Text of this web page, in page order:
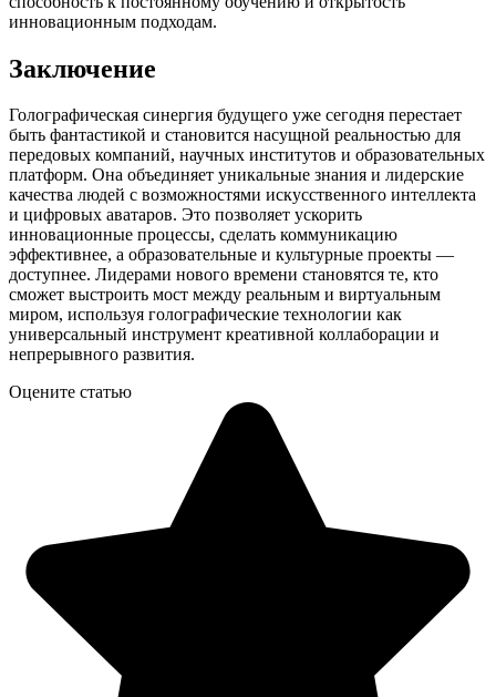
инновационным подходам.
Заключение
Голографическая синергия будущего уже сегодня перестает
быть фантастикой и становится насущной реальностью для
передовых компаний, научных институтов и образовательных
платформ. Она объединяет уникальные знания и лидерские
качества людей с возможностями искусственного интеллекта
и цифровых аватаров. Это позволяет ускорить
инновационные процессы, сделать коммуникацию
эффективнее, а образовательные и культурные проекты —
доступнее. Лидерами нового времени становятся те, кто
сможет выстроить мост между реальным и виртуальным
миром, используя голографические технологии как
универсальный инструмент креативной коллаборации и
непрерывного развития.
Оцените статью